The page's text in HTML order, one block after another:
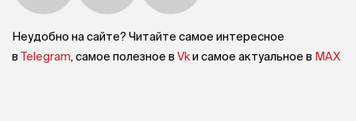
Неудобно на сайте? Читайте самое интересное
в Telegram, самое полезное в Vkи самое актуальное в MAX